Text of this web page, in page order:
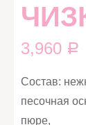
3,960 Р
Состав:
песочная
пюре,